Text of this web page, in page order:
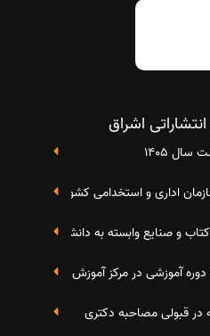
اشراق
1405
اداری و استخدامی کشور در خصوص
و صنایع وابسته به دانشگاه صنعتی شریف 4 الی 8 مهر
در قبولی مصاحبه دکتری